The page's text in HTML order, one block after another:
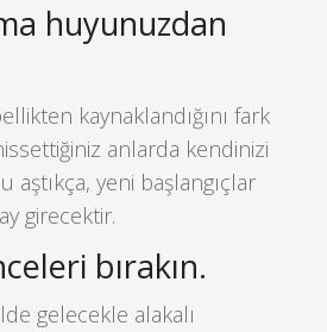
huyunuzdan
kaynaklandığını fark
anlarda kendinizi
aştıkça, yeni başlangıçlar
girecektir.
bırakın.
gelecekle alakalı